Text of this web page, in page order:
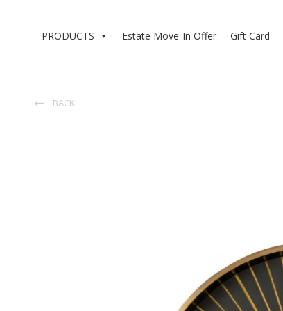
PRODUCTS Estate Move-In Offer Gift Card
 BACK